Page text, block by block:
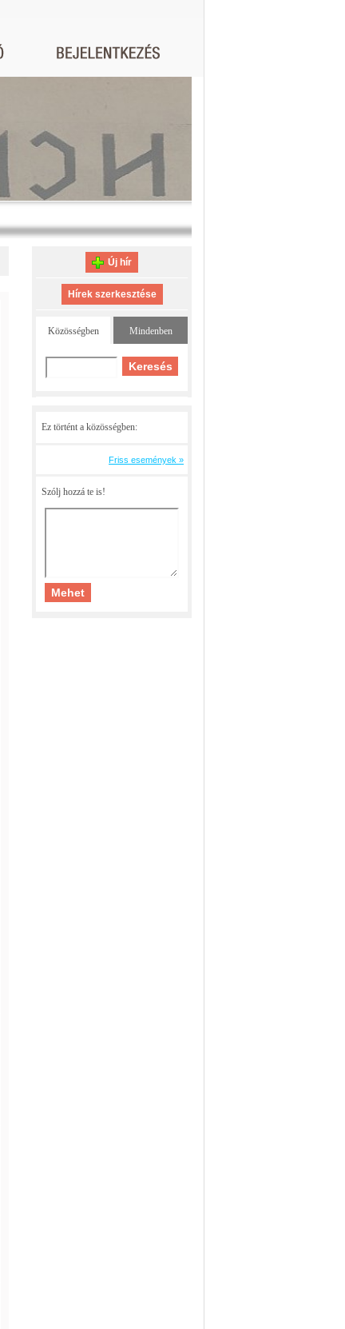
Új hír
Hírek szerkesztése
Közösségben Mindenben
Ez történt a közösségben:
Friss események »
Szólj hozzá te is!